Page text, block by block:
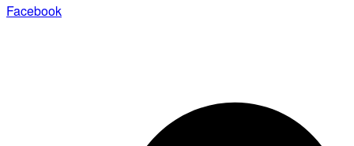
Facebook